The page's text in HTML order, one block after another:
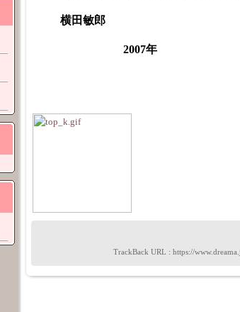
横田敏郎
2007年
TrackBack URL : https://